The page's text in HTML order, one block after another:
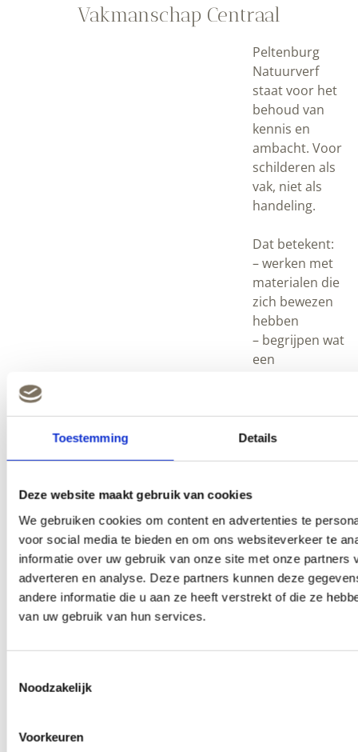
Toestemming Details
Deze website maakt gebruik van cookies
We gebruiken cookies om content en advertenties te
voor social media te bieden en om ons websiteverkeer te
informatie over uw gebruik van onze site met onze partners
adverteren en analyse. Deze partners kunnen deze
andere informatie die u aan ze heeft verstrekt of die ze
van uw gebruik van hun services.
Noodzakelijk
Voorkeuren
Vakmanschap Centraal
Peltenburg
Natuurverf
staat voor het
behoud van
kennis en
ambacht. Voor
schilderen als
vak, niet als
handeling.
Dat betekent:
– werken met
materialen die
zich bewezen
hebben
– begrijpen wat
een
– keuzes
maken op
Daarom delen
wij kennis via
workshops,
advies en
begeleiding.
maar om beter